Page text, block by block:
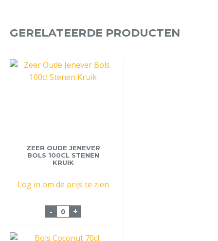
GERELATEERDE PRODUCTEN
ZEER OUDE JENEVER
BOLS 100CL STENEN
KRUIK
Log in om de prijs te zien
- Zeer Oude Jenever Bols 100cl Stenen
+